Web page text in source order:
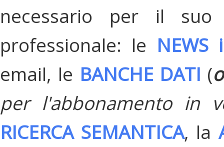
necessario per il suo
professionale: le
email, le BANCHE DATI (
per l'abbonamento in
RICERCA SEMANTICA, la